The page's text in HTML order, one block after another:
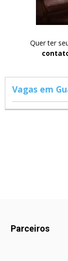
Quer ter
Vagas em
Parceiros